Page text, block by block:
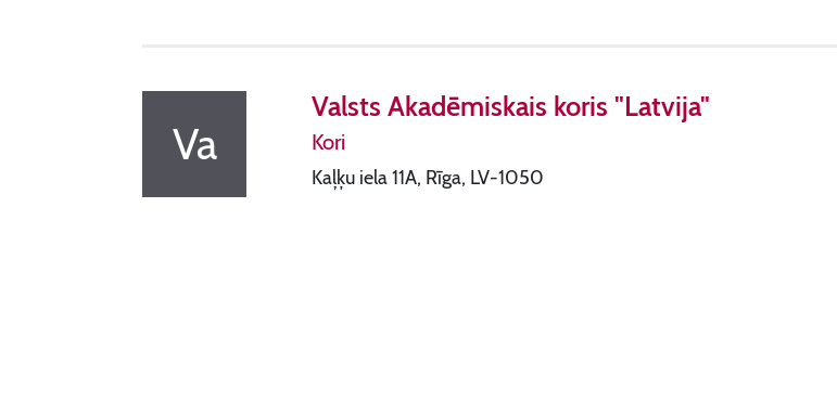
Va
Valsts Akadēmiskais koris "Latvija"
Kori
Kaļķu iela 11A, Rīga, LV-1050